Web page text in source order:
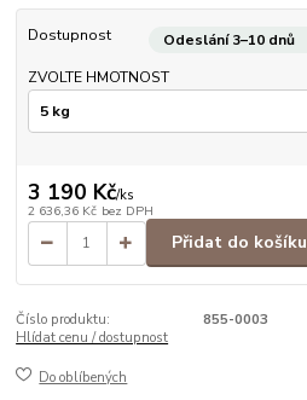
Dostupnost
Odeslání 3–10 dnů
ZVOLTE HMOTNOST
3 190 Kč/ks
2 636,36 Kč bez DPH
Přidat do košíku
Číslo produktu:
855-0003
Hlídat cenu / dostupnost
Do oblíbených